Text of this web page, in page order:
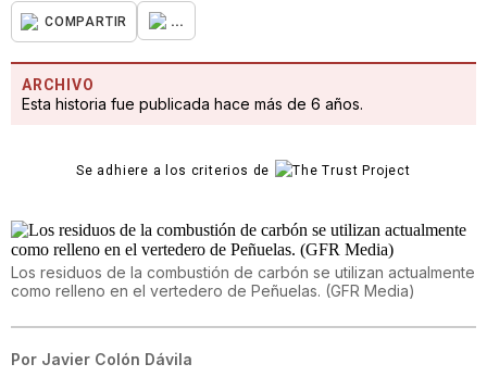
COMPARTIR ...
ARCHIVO
Esta historia fue publicada hace más de 6 años.
Se adhiere a los criterios de
Los residuos de la combustión de carbón se utilizan actualmente
como relleno en el vertedero de Peñuelas. (GFR Media)
Por Javier Colón Dávila